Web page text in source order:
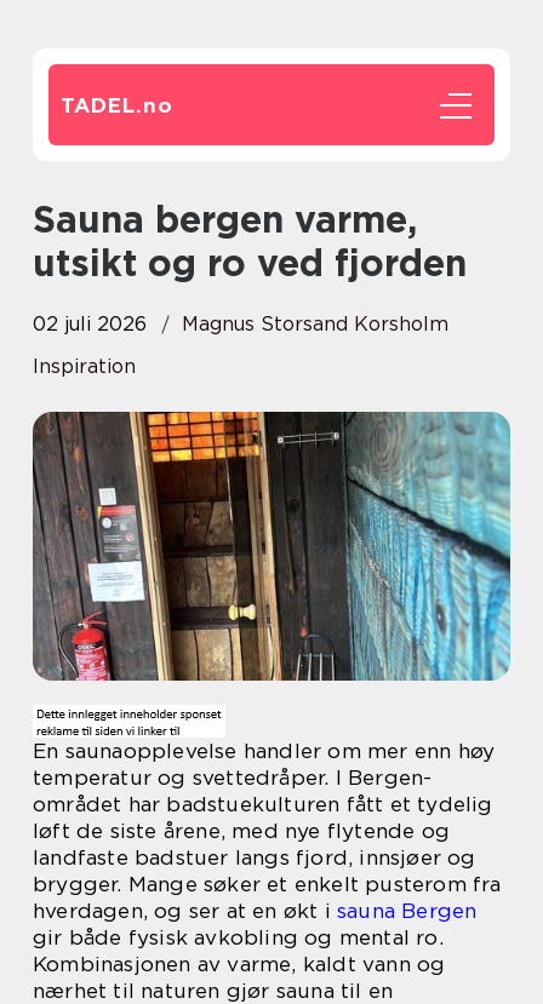
TADEL.no
Sauna bergen varme,
utsikt og ro ved fjorden
02 juli 2026
Magnus Storsand Korsholm
Inspiration
En saunaopplevelse handler om mer enn høy
temperatur og svettedråper. I Bergen-
området har badstuekulturen fått et tydelig
løft de siste årene, med nye flytende og
landfaste badstuer langs fjord, innsjøer og
brygger. Mange søker et enkelt pusterom fra
hverdagen, og ser at en økt i sauna Bergen
gir både fysisk avkobling og mental ro.
Kombinasjonen av varme, kaldt vann og
nærhet til naturen gjør sauna til en